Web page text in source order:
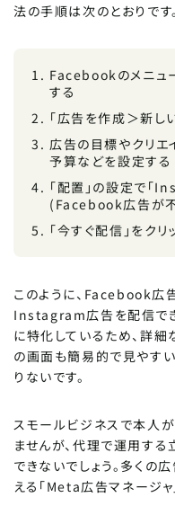
法の手順は次のとおりです。
Facebookのメニュ
する
「広告を作成＞新し
広告の目標やクリエ
予算などを設定する
「配置」の設定で「
(Facebook広告が
「今すぐ配信」をク
このように、Facebook広
Instagram広告を配信でき
に特化しているため、詳細
の画面も簡易的で見やす
りないです。
スモールビジネスで本人
ませんが、代理で運用する
できないでしょう。多くの
える「Meta広告マネージャ